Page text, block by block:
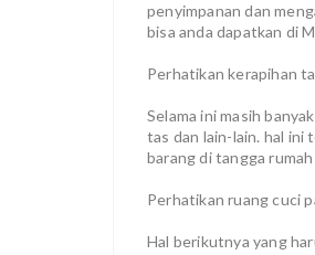
penyimpanan dan
bisa anda dapatkan di
Perhatikan kerapihan
Selama ini masih
tas dan lain-lain. hal ini
barang di tangga
Perhatikan ruang cuci
Hal berikutnya yang